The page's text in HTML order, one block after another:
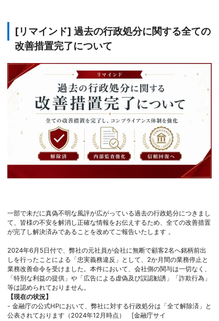
[リマインド] 過去の行政処分に関する全ての
改善措置完了について
一部で未だに真偽不明な風評が広がっている過去の行政処分につきまし
て、皆様の不安を解消し正確な情報をお伝えするため、全ての改善措置
が完了し解決済みであることを改めてご報告いたします 。
2024年6月5日付で、弊社の元社員が会社に無断で顧客2名へ銘柄前出
しを行ったことによる「忠実義務違反」として、2か月間の業務停止と
業務改善命令を受けました。本件において、会社側の関与は一切なく、
「特別な利益の提供」や「広告による虚偽及び誤認勧誘」「詐欺行為」
等は認められておりません。
【現在の状況】
- 金融庁の公式HPにおいて、弊社に対する行政処分は「全て解除済」と
公表されております（2024年12月時点） [金融庁サイ